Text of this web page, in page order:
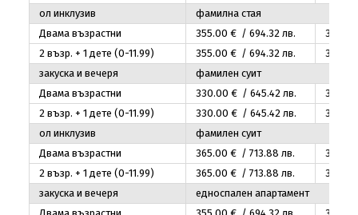
ол инклузив
фамилна стая
Двама възрастни
355.00 € / 694.32лв. 375
2 възр. + 1 дете (0-11.99)
355.00 € / 694.32лв. 375
закуска и вечеря
фамилен суит
Двама възрастни
330.00 € / 645.42лв. 350
2 възр. + 1 дете (0-11.99)
330.00 € / 645.42лв. 350
ол инклузив
фамилен суит
Двама възрастни
365.00 € / 713.88 лв. 385
2 възр. + 1 дете (0-11.99)
365.00 € / 713.88 лв. 385
закуска и вечеря
едноспален апартамент